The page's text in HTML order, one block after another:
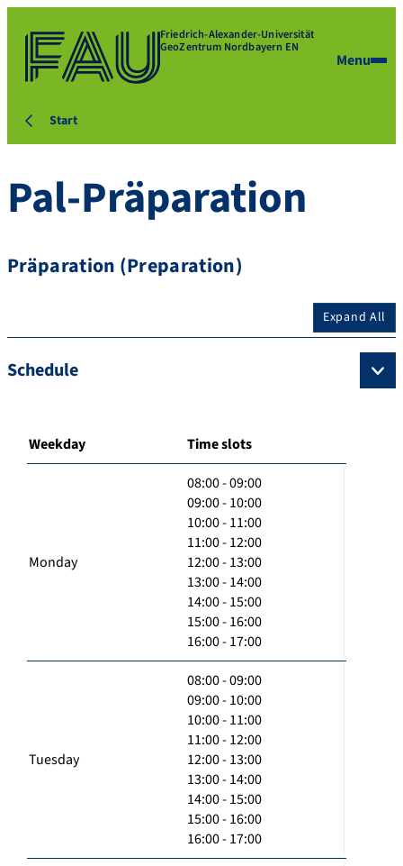
Friedrich-Alexander-Universität
GeoZentrum Nordbayern EN
Menu
Start
Pal-Präparation
Präparation (Preparation)
Expand All
Schedule
Weekday Time slots
Monday
08:00 - 09:00
09:00 - 10:00
10:00 - 11:00
11:00 - 12:00
12:00 - 13:00
13:00 - 14:00
14:00 - 15:00
15:00 - 16:00
16:00 - 17:00
Tuesday
08:00 - 09:00
09:00 - 10:00
10:00 - 11:00
11:00 - 12:00
12:00 - 13:00
13:00 - 14:00
14:00 - 15:00
15:00 - 16:00
16:00 - 17:00